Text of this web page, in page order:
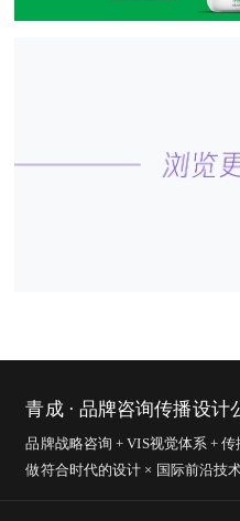
青成 · 品牌咨询传播设计
品牌战略咨询 + VIS视觉体系 +
做符合时代的设计 × 国际前沿技